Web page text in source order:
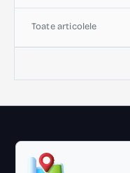
Toate articolele